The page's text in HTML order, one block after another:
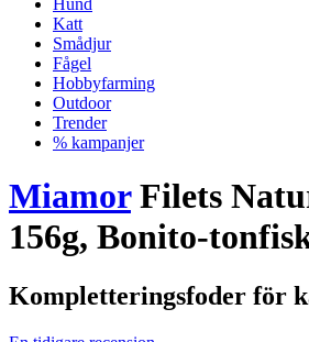
Hund
Katt
Smådjur
Fågel
Hobbyfarming
Outdoor
Trender
% kampanjer
MiamorFilets
156g, Bonito-
Kompletteringsfoder för